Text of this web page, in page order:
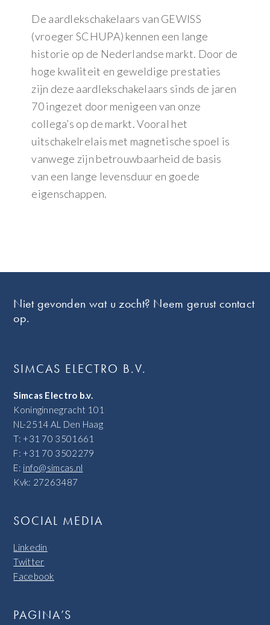
De aardlekschakelaars van GEWISS
(vroeger SCHUPA) kennen een lange
historie op de Nederlandse markt. Door de
hoge kwaliteit en geweldige prestaties
zijn deze aardlekschakelaars sinds de jaren
70 ingezet door menigeen van onze
collega’s op de markt. Vooral het
uitschakelrelais met magnetische spoel is
vanwege zijn betrouwbaarheid de basis
van een lange levensduur en goede
eigenschappen.
Niet gevonden wat u zocht? Neem gerust contact
op.
SIMCAS ELECTRO B.V.
Simcas Electro b.v.
Koninginnegracht 101
NL-2514 AL Den Haag
T: +31 70 3501661
F: +31 70 3502279
E: info@simcas.nl
Kvk: 27263487
SOCIAL MEDIA
Linkedin
Twitter
Facebook
PAGINA’S